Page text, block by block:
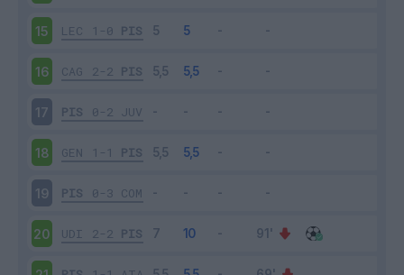
15 LEC 1-0 PIS
16 CAG 2-2 PIS
17 PIS 0-2 JUV
18 GEN 1-1 PIS
19 PIS 0-3 COM
20 UDI 2-2 PIS